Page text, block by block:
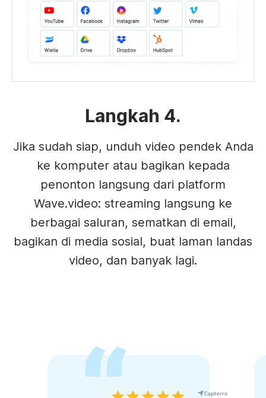
Langkah 4.
Jika sudah siap, unduh video pendek Anda
ke komputer atau bagikan kepada
penonton langsung dari platform
Wave.video: streaming langsung ke
berbagai saluran, sematkan di email,
bagikan di media sosial, buat laman landas
video, dan banyak lagi.